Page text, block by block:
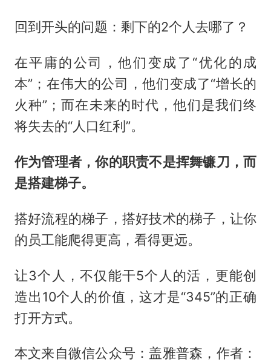
回到开头的问题：剩下的2个人去哪了？
在平庸的公司，他们变成了“优化的成
本”；在伟大的公司，他们变成了“增长的
火种”；而在未来的时代，他们是我们终
将失去的“人口红利”。
作为管理者，你的职责不是挥舞镰刀，而
是搭建梯子。
搭好流程的梯子，搭好技术的梯子，让你
的员工能爬得更高，看得更远。
让3个人，不仅能干5个人的活，更能创
造出10个人的价值，这才是“345”的正确
打开方式。
本文来自微信公众号：盖雅普森，作者：